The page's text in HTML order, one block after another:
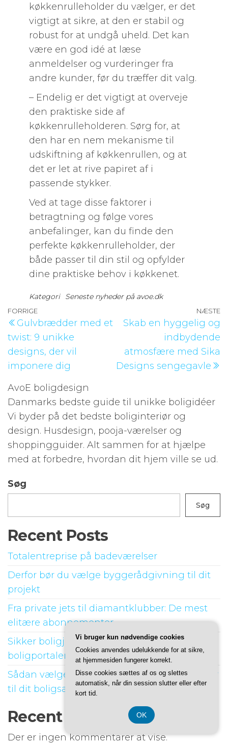
køkkenrulleholder du vælger, er det
vigtigt at sikre, at den er stabil og
robust for at undgå uheld. Det kan
være en god idé at læse
anmeldelser og vurderinger fra
andre kunder, før du træffer dit valg.
– Endelig er det vigtigt at overveje
den praktiske side af
køkkenrulleholderen. Sørg for, at
den har en nem mekanisme til
udskiftning af køkkenrullen, og at
det er let at rive papiret af i
passende stykker.
Ved at tage disse faktorer i
betragtning og følge vores
anbefalinger, kan du finde den
perfekte køkkenrulleholder, der
både passer til din stil og opfylder
dine praktiske behov i køkkenet.
Kategori Seneste nyheder på avoe.dk
Indlægsnavigation
Forrige
indlæg
FORRIGE
Gulvbrædder med et
twist: 9 unikke
designs, der vil
imponere dig
NÆSTE
Skab en hyggelig og
indbydende
atmosfære med Sika
Designs sengegavle
AvoE boligdesign
Danmarks bedste guide til unikke boligidéer
Vi byder på det bedste boliginteriør og
design. Husdesign, pooja-værelser og
shoppingguider. Alt sammen for at hjælpe
med at forbedre, hvordan dit hjem ville se ud.
Søg
Søg
Recent Posts
Totalentreprise på badeværelser
Derfor bør du vælge byggerådgivning til dit
projekt
Fra private jets til diamantklubber: De mest
elitære abonnementer
Sikker boligjagt: Links til troværdige
boligportaler
Sådan vælger du den rette ejendomsmægler
til dit boligsalg
Recent Comments
Der er ingen kommentarer at vise.
Vi bruger kun nødvendige cookies
Cookies anvendes udelukkende for at sikre,
at hjemmesiden fungerer korrekt.
Disse cookies sættes af os og slettes
automatisk, når din session slutter eller efter
kort tid.
OK